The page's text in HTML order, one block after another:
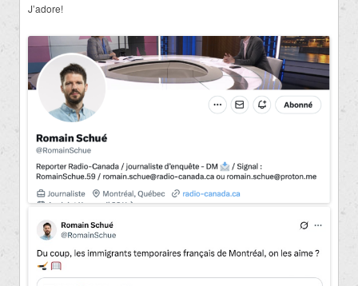
J’adore!